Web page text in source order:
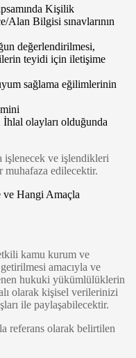
Kişilik
Alan Bilgisi sınavlarının
değerlendirilmesi,
teyidi için iletişime
sağlama eğilimlerinin
İhlal olayları olduğunda
işlenecek ve işlendikleri
muhafaza edilecektir.
Hangi Amaçla
kamu kurum ve
amacıyla ve
hukuki yükümlülüklerin
olarak kişisel verilerinizi
ile paylaşabilecektir.
referans olarak belirtilen